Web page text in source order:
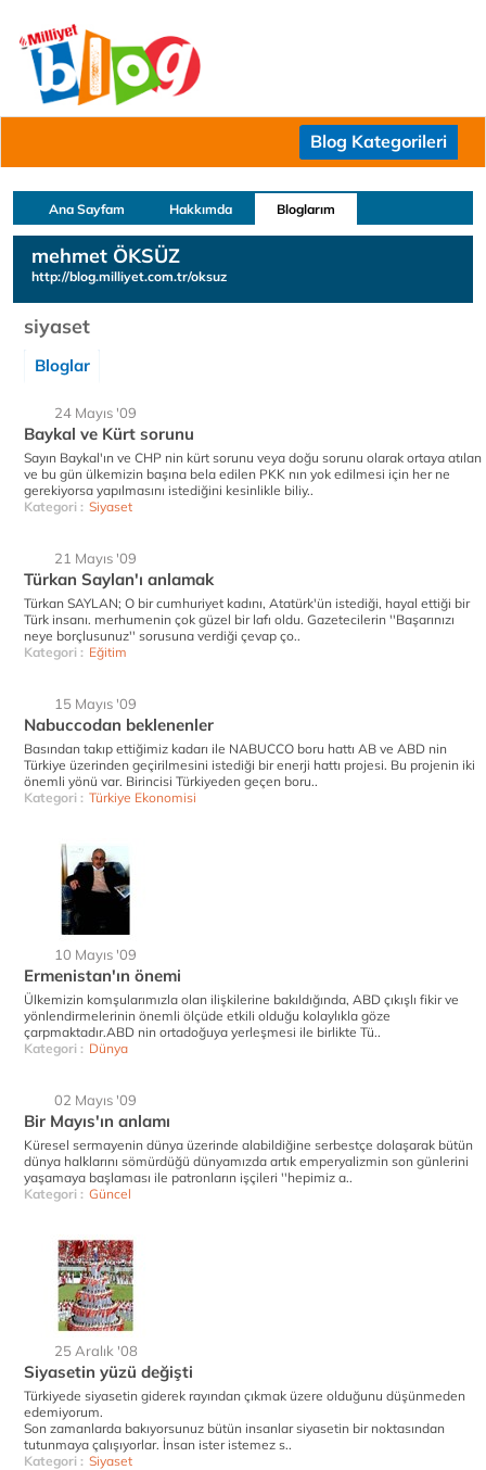
Blog Kategorileri
Ana Sayfam Hakkımda Bloglarım
mehmet ÖKSÜZ
http://blog.milliyet.com.tr/oksuz
siyaset
Bloglar
24 Mayıs '09
Baykal ve Kürt sorunu
Sayın Baykal'ın ve CHP nin kürt sorunu veya doğu sorunu olarak ortaya atılan
ve bu gün ülkemizin başına bela edilen PKK nın yok edilmesi için her ne
gerekiyorsa yapılmasını istediğini kesinlikle biliy..
Kategori : Siyaset
21 Mayıs '09
Türkan Saylan'ı anlamak
Türkan SAYLAN; O bir cumhuriyet kadını, Atatürk'ün istediği, hayal ettiği bir
Türk insanı. merhumenin çok güzel bir lafı oldu. Gazetecilerin ''Başarınızı
neye borçlusunuz'' sorusuna verdiği çevap ço..
Kategori : Eğitim
15 Mayıs '09
Nabuccodan beklenenler
Basından takıp ettiğimiz kadarı ile NABUCCO boru hattı AB ve ABD nin
Türkiye üzerinden geçirilmesini istediği bir enerji hattı projesi. Bu projenin iki
önemli yönü var. Birincisi Türkiyeden geçen boru..
Kategori : Türkiye Ekonomisi
10 Mayıs '09
Ermenistan'ın önemi
Ülkemizin komşularımızla olan ilişkilerine bakıldığında, ABD çıkışlı fikir ve
yönlendirmelerinin önemli ölçüde etkili olduğu kolaylıkla göze
çarpmaktadır.ABD nin ortadoğuya yerleşmesi ile birlikte Tü..
Kategori : Dünya
02 Mayıs '09
Bir Mayıs'ın anlamı
Küresel sermayenin dünya üzerinde alabildiğine serbestçe dolaşarak bütün
dünya halklarını sömürdüğü dünyamızda artık emperyalizmin son günlerini
yaşamaya başlaması ile patronların işçileri ''hepimiz a..
Kategori : Güncel
25 Aralık '08
Siyasetin yüzü değişti
Türkiyede siyasetin giderek rayından çıkmak üzere olduğunu düşünmeden
edemiyorum.
Son zamanlarda bakıyorsunuz bütün insanlar siyasetin bir noktasından
tutunmaya çalışıyorlar. İnsan ister istemez s..
Kategori : Siyaset